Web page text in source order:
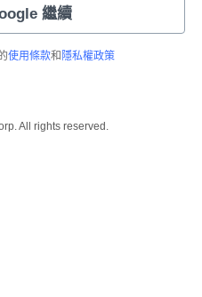
繼續
使用條款和 隱私權政策
All rights reserved.